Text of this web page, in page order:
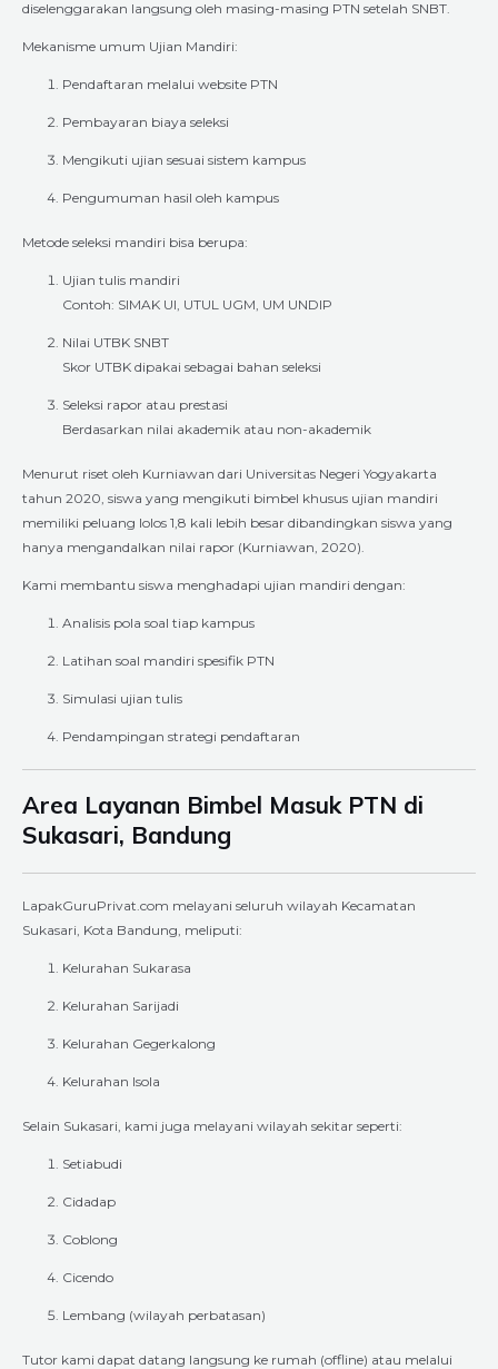
diselenggarakan langsung oleh masing-masing PTN setelah SNBT.
Mekanisme umum Ujian Mandiri:
Pendaftaran melalui website PTN
Pembayaran biaya seleksi
Mengikuti ujian sesuai sistem kampus
Pengumuman hasil oleh kampus
Metode seleksi mandiri bisa berupa:
Ujian tulis mandiri
Contoh: SIMAK UI, UTUL UGM, UM UNDIP
Nilai UTBK SNBT
Skor UTBK dipakai sebagai bahan seleksi
Seleksi rapor atau prestasi
Berdasarkan nilai akademik atau non-akademik
Menurut riset oleh Kurniawan dari Universitas Negeri Yogyakarta
tahun 2020, siswa yang mengikuti bimbel khusus ujian mandiri
memiliki peluang lolos 1,8 kali lebih besar dibandingkan siswa yang
hanya mengandalkan nilai rapor (Kurniawan, 2020).
Kami membantu siswa menghadapi ujian mandiri dengan:
Analisis pola soal tiap kampus
Latihan soal mandiri spesifik PTN
Simulasi ujian tulis
Pendampingan strategi pendaftaran
Area Layanan Bimbel Masuk PTN di
Sukasari, Bandung
LapakGuruPrivat.com melayani seluruh wilayah Kecamatan
Sukasari, Kota Bandung, meliputi:
Kelurahan Sukarasa
Kelurahan Sarijadi
Kelurahan Gegerkalong
Kelurahan Isola
Selain Sukasari, kami juga melayani wilayah sekitar seperti:
Setiabudi
Cidadap
Coblong
Cicendo
Lembang (wilayah perbatasan)
Tutor kami dapat datang langsung ke rumah (offline) atau melalui